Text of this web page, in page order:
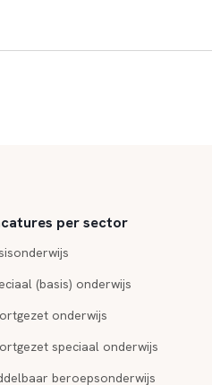
per sector
(basis) onderwijs
onderwijs
speciaal onderwijs
beroepsonderwijs